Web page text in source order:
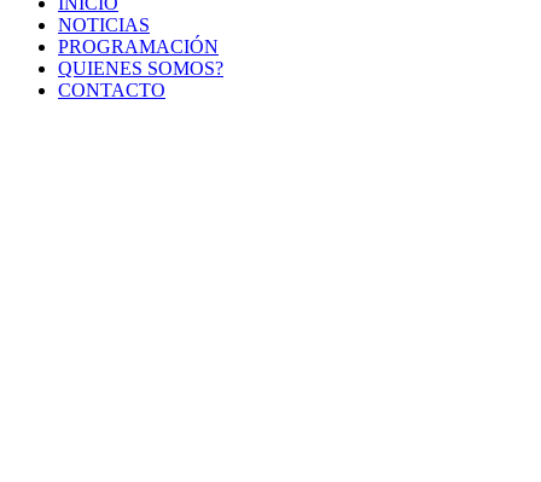
NOTICIAS
PROGRAMACIÓN
QUIENES SOMOS?
CONTACTO